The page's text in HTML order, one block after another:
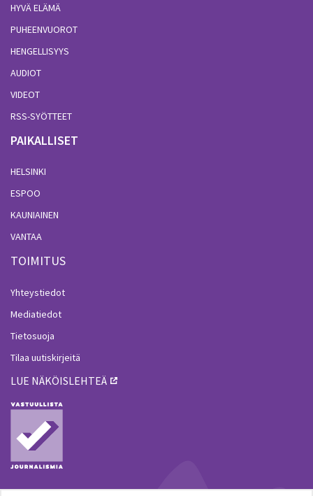
HYVÄ ELÄMÄ
PUHEENVUOROT
HENGELLISYYS
AUDIOT
VIDEOT
RSS-SYÖTTEET
PAIKALLISET
HELSINKI
ESPOO
KAUNIAINEN
VANTAA
TOIMITUS
Yhteystiedot
Mediatiedot
Tietosuoja
Tilaa uutiskirjeitä
LUE NÄKÖISLEHTEÄ